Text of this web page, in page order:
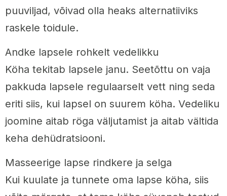
puuviljad, võivad olla heaks alternatiiviks
raskele toidule.
Andke lapsele rohkelt vedelikku
Köha tekitab lapsele janu. Seetõttu on vaja
pakkuda lapsele regulaarselt vett ning seda
eriti siis, kui lapsel on suurem köha. Vedeliku
joomine aitab röga väljutamist ja aitab vältida
keha dehüdratsiooni.
Masseerige lapse rindkere ja selga
Kui kuulate ja tunnete oma lapse köha, siis